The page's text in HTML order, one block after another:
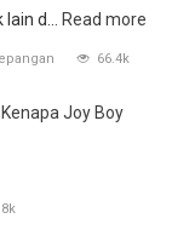
d... Read more
66.4k
Joy Boy